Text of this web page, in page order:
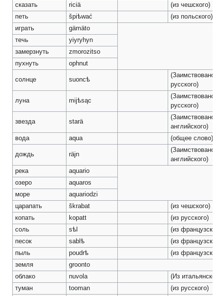
сказать
riciä
(из чешского)
петь
špiѣwać
(из польского)
играть
gämäto
течь
yiyryhyn
замерзнуть
zmorozitso
пухнуть
ophnut
солнце suoncѣ
(Заимствовано
русского)
луна mijѣsąc
(Заимствовано
русского)
звезда starä
(Заимствовано
английского)
вода
aqua (общее слово)
дождь räjn
(Заимствовано
английского)
река
aquario
озеро
aquaros
море
aquariodzi
царапать
škrabat
(из чешского)
копать
kopatt
(из русского)
соль
sѣl
(из
песок
sablѣ
(из
пыль
poudrѣ
(из
земля
groonto
облако
nuvola
(Из
туман
tooman
(из русского)